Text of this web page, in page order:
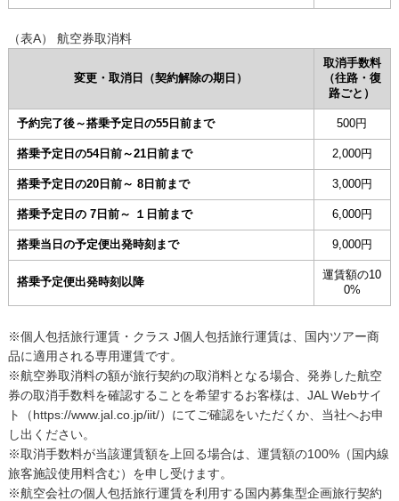
（表A） 航空券取消料
変更・取消日（契約解除の期日）
取消手数料
（往路・復
路ごと）
予約完了後～搭乗予定日の55日前まで 500円
搭乗予定日の54日前～21日前まで 2,000円
搭乗予定日の20日前～ 8日前まで 3,000円
搭乗予定日の 7日前～ １日前まで 6,000円
搭乗当日の予定便出発時刻まで 9,000円
搭乗予定便出発時刻以降
運賃額の10
0%
※個人包括旅行運賃・クラス J個人包括旅行運賃は、国内ツアー商
品に適用される専用運賃です。
※航空券取消料の額が旅行契約の取消料となる場合、発券した航空
券の取消手数料を確認することを希望するお客様は、JAL Webサイ
ト（https://www.jal.co.jp/iit/）にてご確認をいただくか、当社へお申
し出ください。
※取消手数料が当該運賃額を上回る場合は、運賃額の100%（国内線
旅客施設使用料含む）を申し受けます。
※航空会社の個人包括旅行運賃を利用する国内募集型企画旅行契約